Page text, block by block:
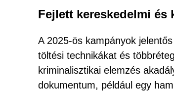
Fejlett kereskedelmi és
A 2025-ös kampányok
töltési technikákat és
kriminalisztikai elemzés
dokumentum, például egy